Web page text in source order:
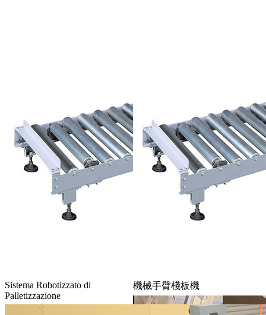
Sistema Robotizzato di
Palletizzazione
機械手臂棧板機